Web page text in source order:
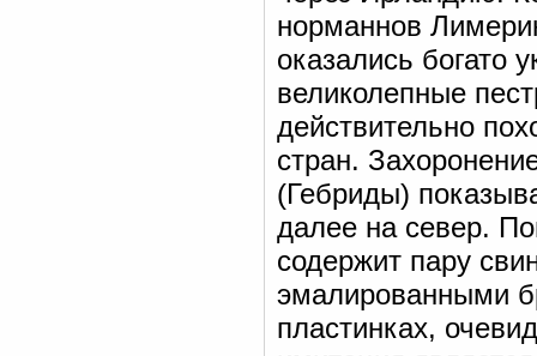
норманнов
оказались богато
великолепные
действительно
стран.
(Гебриды)
далее на север.
содержит пару
эмалированными
пластинках,